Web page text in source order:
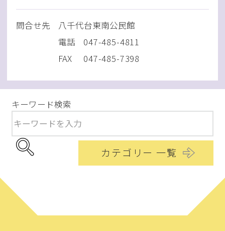
問合せ先
八千代台東南公民館
電話
047-485-4811
FAX
047-485-7398
キーワード検索
カテゴリー 一覧